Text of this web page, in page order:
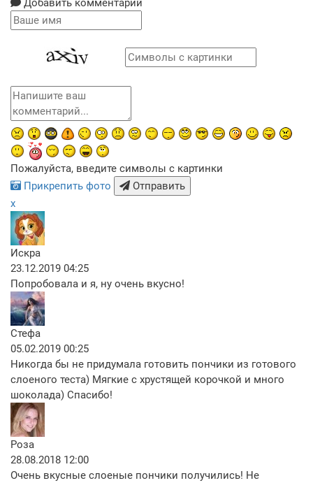
Добавить комментарий
Пожалуйста, введите символы с картинки
Прикрепить фото
Отправить
x
Искра
23.12.2019 04:25
Попробовала и я, ну очень вкусно!
Стефа
05.02.2019 00:25
Никогда бы не придумала готовить пончики из готового
слоеного теста) Мягкие с хрустящей корочкой и много
шоколада) Спасибо!
Роза
28.08.2018 12:00
Очень вкусные слоеные пончики получились! Не